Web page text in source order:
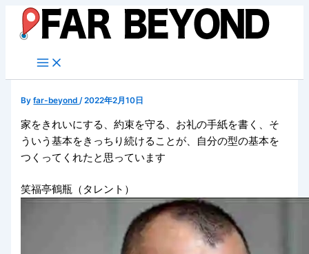
キ
Byfar-beyond/2022年2月10日
家をきれいにする、約束を守る、お礼の手紙を書く、そ
ういう基本をきっちり続けることが、自分の型の基本を
つくってくれたと思っています
笑福亭鶴瓶（タレント）